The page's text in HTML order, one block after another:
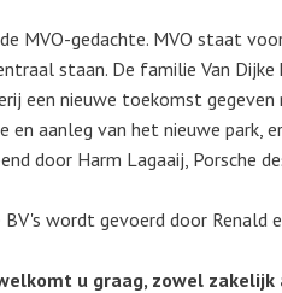
MVO-gedachte. MVO staat
staan. De familie Van
een nieuwe toekomst
aanleg van het nieuwe park,
door Harm Lagaaij, Porsche
wordt gevoerd door Renald
u graag, zowel zakelijk